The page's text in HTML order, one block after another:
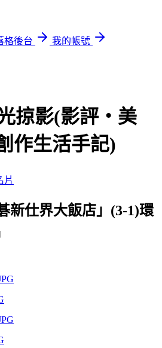
格後台
我的帳號
掠影(影評‧美
作生活手記)
片
新仕界大飯店」(3-1)環